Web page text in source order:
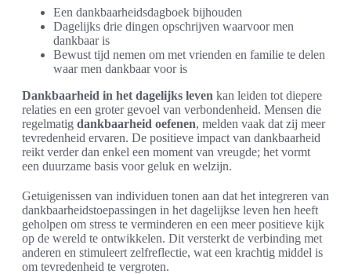
Een dankbaarheidsdagboek bijhouden
Dagelijks drie dingen opschrijven waarvoor men
dankbaar is
Bewust tijd nemen om met vrienden en familie te delen
waar men dankbaar voor is
Dankbaarheid in het dagelijks leven kan leiden tot diepere
relaties en een groter gevoel van verbondenheid. Mensen die
regelmatig dankbaarheid oefenen, melden vaak dat zij meer
tevredenheid ervaren. De positieve impact van dankbaarheid
reikt verder dan enkel een moment van vreugde; het vormt
een duurzame basis voor geluk en welzijn.
Getuigenissen van individuen tonen aan dat het integreren van
dankbaarheidstoepassingen in het dagelijkse leven hen heeft
geholpen om stress te verminderen en een meer positieve kijk
op de wereld te ontwikkelen. Dit versterkt de verbinding met
anderen en stimuleert zelfreflectie, wat een krachtig middel is
om tevredenheid te vergroten.